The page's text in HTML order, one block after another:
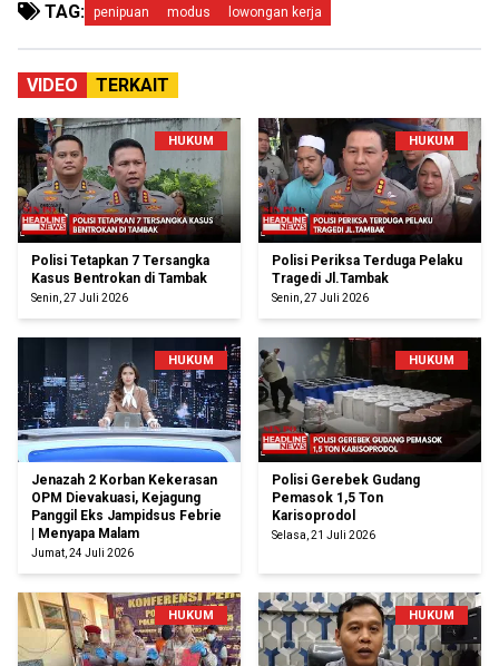
TAG: penipuan modus lowongan kerja
VIDEO TERKAIT
HUKUM
Polisi Tetapkan 7 Tersangka
Kasus Bentrokan di Tambak
Senin, 27 Juli 2026
HUKUM
Polisi Periksa Terduga Pelaku
Tragedi Jl.Tambak
Senin, 27 Juli 2026
HUKUM
Jenazah 2 Korban Kekerasan
OPM Dievakuasi, Kejagung
Panggil Eks Jampidsus Febrie
| Menyapa Malam
Jumat, 24 Juli 2026
HUKUM
Polisi Gerebek Gudang
Pemasok 1,5 Ton
Karisoprodol
Selasa, 21 Juli 2026
HUKUM HUKUM